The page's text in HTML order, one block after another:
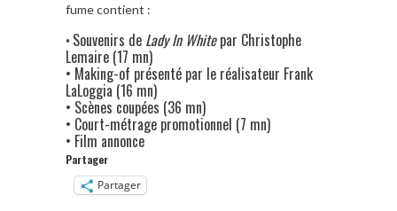
fume contient :
• Souvenirs de Lady In Whitepar Christophe
Lemaire (17 mn)
• Making-of présenté par le réalisateur Frank
LaLoggia (16 mn)
• Scènes coupées (36 mn)
• Court-métrage promotionnel (7 mn)
• Film annonce
Partager
Partager